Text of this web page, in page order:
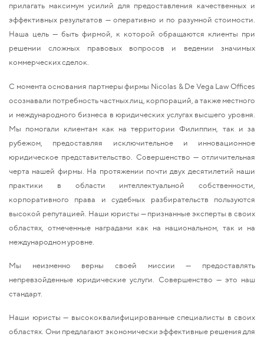
прилагать максимум усилий для предоставления качественных и
эффективных результатов — оперативно и по разумной стоимости.
Наша цель — быть фирмой, к которой обращаются клиенты при
решении сложных правовых вопросов и ведении значимых
коммерческих сделок.
С момента основания партнеры фирмы Nicolas & De Vega Law Offices
осознавали потребность частных лиц, корпораций, а также местного
и международного бизнеса в юридических услугах высшего уровня.
Мы помогали клиентам как на территории Филиппин, так и за
рубежом, предоставляя исключительное и инновационное
юридическое представительство. Совершенство — отличительная
черта нашей фирмы. На протяжении почти двух десятилетий наши
практики в области интеллектуальной собственности,
корпоративного права и судебных разбирательств пользуются
высокой репутацией. Наши юристы — признанные эксперты в своих
областях, отмеченные наградами как на национальном, так и на
международном уровне.
Мы неизменно верны своей миссии — предоставлять
непревзойденные юридические услуги. Совершенство — это наш
стандарт.
Наши юристы — высококвалифицированные специалисты в своих
областях. Они предлагают экономически эффективные решения для